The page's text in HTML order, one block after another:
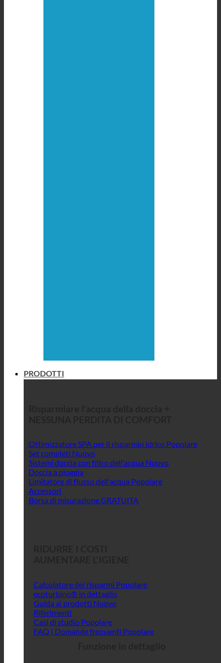
PRODOTTI
Ottimizzatore SPA per il risparmio idrico
Set completi
Sistemi doccia con filtro dell'acqua
Doccia a pioggia
Limitatore di flusso dell'acqua
Accessori
Borsa di misurazione GRATUITA
Calcolatore dei risparmi
ecoturbino® in dettaglio
Guida ai prodotti
Riferimenti
Casi di studio
FAQ | Domande frequenti